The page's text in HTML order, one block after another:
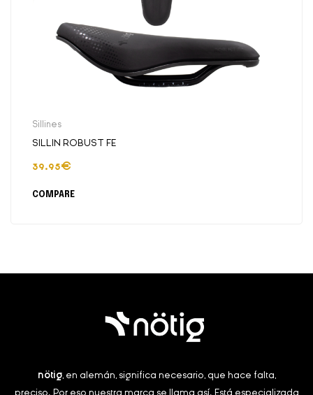
Sillines
SILLIN ROBUST FE
39.95€
COMPARE
nötig, en alemán, significa necesario, que hace falta,
preciso. Por eso nuestra marca se llama así. Está especializada